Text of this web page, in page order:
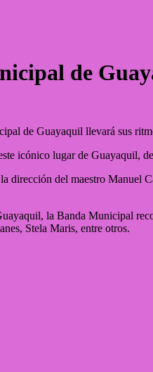
de
de Guayaquil llevará sus
icónico lugar de Guayaquil,
del maestro Manuel
la Banda Municipal
Stela Maris, entre otros.